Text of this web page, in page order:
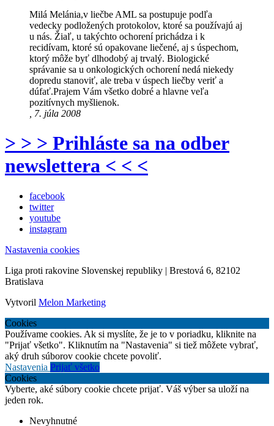
Milá Melánia,v liečbe AML sa postupuje podľa
vedecky podložených protokolov, ktoré sa používajú aj
u nás. Žiaľ, u takýchto ochorení prichádza i k
recidívam, ktoré sú opakovane liečené, aj s úspechom,
ktorý môže byť dlhodobý aj trvalý. Biologické
správanie sa u onkologických ochorení nedá niekedy
dopredu stanoviť, ale treba v úspech liečby veriť a
dúfať.Prajem Vám všetko dobré a hlavne veľa
pozitívnych myšlienok.
, 7. júla 2008
> > > Prihláste sa na odber
newslettera < < <
facebook
twitter
youtube
instagram
Nastavenia cookies
Liga proti rakovine Slovenskej republiky | Brestová 6, 82102
Bratislava
Vytvoril Melon Marketing
Cookies
Používame cookies. Ak si myslíte, že je to v poriadku, kliknite na
"Prijať všetko". Kliknutím na "Nastavenia" si tiež môžete vybrať,
aký druh súborov cookie chcete povoliť.
Nastavenia Prijať všetko
Cookies
Vyberte, aké súbory cookie chcete prijať. Váš výber sa uloží na
jeden rok.
Nevyhnutné